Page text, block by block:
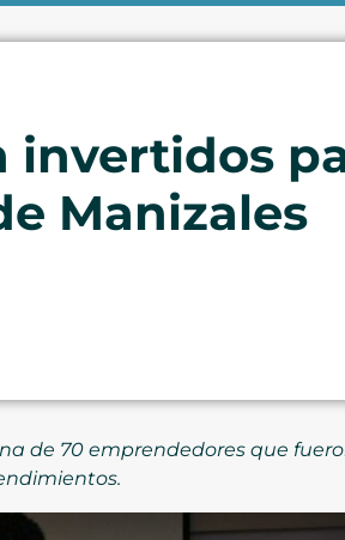
invertidos
Manizales
de 70 emprendedores que